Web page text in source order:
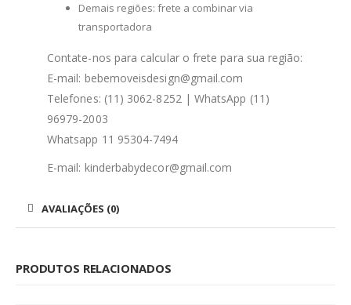
Demais regiões: frete a combinar via
transportadora
Contate-nos para calcular o frete para sua região:
E-mail: bebemoveisdesign@gmail.com
Telefones: (11) 3062-8252 | WhatsApp (11)
96979-2003
Whatsapp 11 95304-7494
E-mail: kinderbabydecor@gmail.com
AVALIAÇÕES (0)
PRODUTOS RELACIONADOS